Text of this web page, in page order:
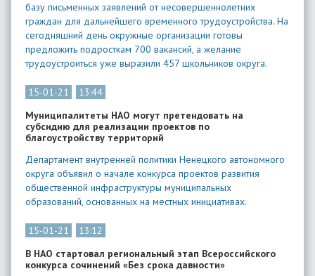
базу письменных заявлений от несовершеннолетних
граждан для дальнейшего временного трудоустройства. На
сегодняшний день окружные организации готовы
предложить подросткам 700 вакансий, а желание
трудоустроиться уже выразили 457 школьников округа.
15-01-21
13:44
​Муниципалитеты НАО могут претендовать на
субсидию для реализации проектов по
благоустройству территорий
Департамент внутренней политики Ненецкого автономного
округа объявил о начале конкурса проектов развития
общественной инфраструктуры муниципальных
образований, основанных на местных инициативах.
15-01-21
13:12
В НАО стартовал региональный этап Всероссийского
конкурса сочинений «Без срока давности»